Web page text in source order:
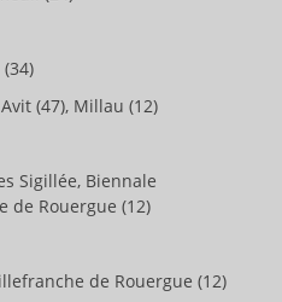
(47), Millau (12)
Sigillée, Biennale
de Rouergue (12)
de Rouergue (12)